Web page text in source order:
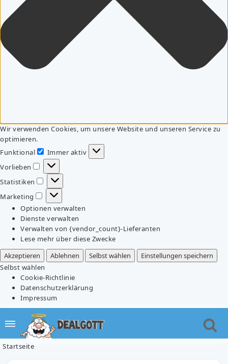
Wir verwenden Cookies, um unsere Website und unseren Service zu
optimieren.
Funktional
Funktional
Immer aktiv
Vorlieben
Vorlieben
Statistiken
Statistiken
Marketing
Marketing
Optionen verwalten
Dienste verwalten
Verwalten von {vendor_count}-Lieferanten
Lese mehr über diese Zwecke
Akzeptieren
Ablehnen Selbst wählen
Einstellungen speichern
Selbst wählen
Cookie-Richtlinie
Datenschutzerklärung
Impressum
Startseite